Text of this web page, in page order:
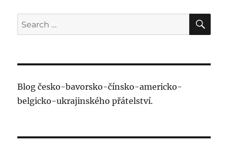
Search
for:
Blog česko-bavorsko-čínsko-americko-
belgicko-ukrajinského přátelství.